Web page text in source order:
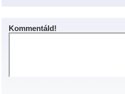
Kommentáld!